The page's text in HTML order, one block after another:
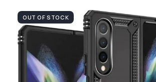
OUT OF STOCK